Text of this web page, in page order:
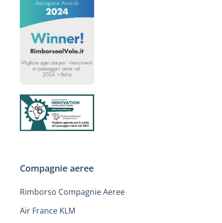
Compagnie aeree
Rimborso Compagnie Aeree
Air France KLM